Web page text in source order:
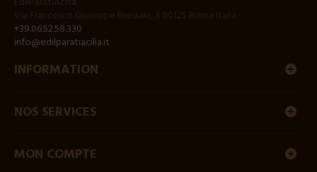
+39.06.52.58.330
info@edilparatiacilia.it
INFORMATION
NOS SERVICES
MON COMPTE